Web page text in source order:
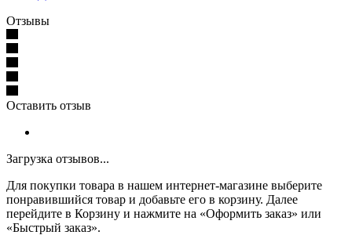
Отзывы
Оставить отзыв
Загрузка отзывов...
Для покупки товара в нашем интернет-магазине выберите
понравившийся товар и добавьте его в корзину. Далее
перейдите в Корзину и нажмите на «Оформить заказ» или
«Быстрый заказ».